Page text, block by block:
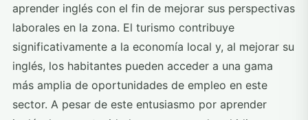
aprender inglés con el fin de mejorar sus perspectivas
laborales en la zona. El turismo contribuye
significativamente a la economía local y, al mejorar su
inglés, los habitantes pueden acceder a una gama
más amplia de oportunidades de empleo en este
sector. A pesar de este entusiasmo por aprender